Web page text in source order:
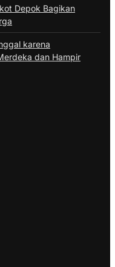
Depok Bagikan
karena
dan Hampir